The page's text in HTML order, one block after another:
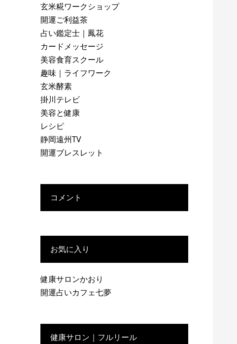
玄米糀ワークショップ
開運ご利益茶
占い鑑定士｜鳳花
カードメッセージ
美容食育スクール
趣味｜ライフワーク
玄米酵素
掛川テレビ
美容と健康
レシピ
静岡遠州TV
開運ブレスレット
コメント
お気に入り
健康サロンかおり
開運占いカフェ七夢
健康サロン｜フルリール